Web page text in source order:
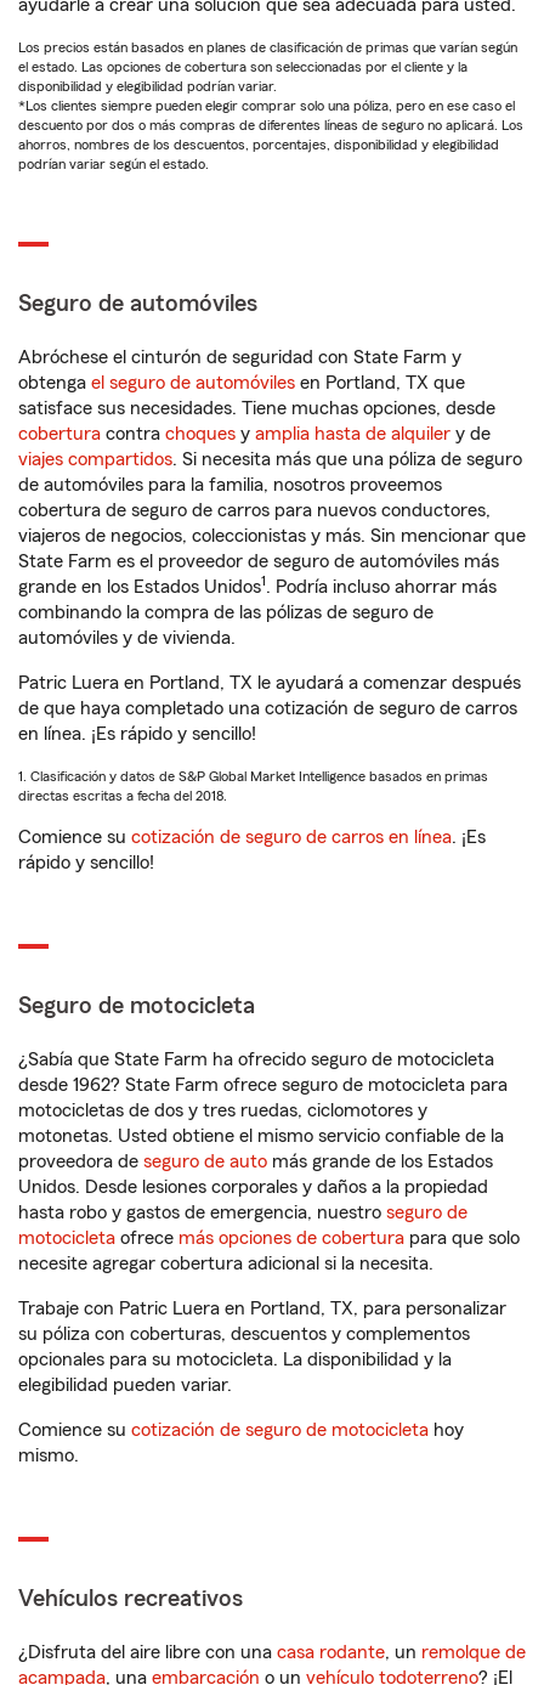
ayudarle a crear una solución que sea adecuada para usted.
Los precios están basados en planes de clasificación de primas que varían según
el estado. Las opciones de cobertura son seleccionadas por el cliente y la
disponibilidad y elegibilidad podrían variar.
*Los clientes siempre pueden elegir comprar solo una póliza, pero en ese caso el
descuento por dos o más compras de diferentes líneas de seguro no aplicará. Los
ahorros, nombres de los descuentos, porcentajes, disponibilidad y elegibilidad
podrían variar según el estado.
Seguro de automóviles
Abróchese el cinturón de seguridad con State Farm y
obtenga el seguro de automóviles en Portland, TX que
satisface sus necesidades. Tiene muchas opciones, desde
cobertura contra choques y amplia hasta de alquiler y de
viajes compartidos. Si necesita más que una póliza de seguro
de automóviles para la familia, nosotros proveemos
cobertura de seguro de carros para nuevos conductores,
viajeros de negocios, coleccionistas y más. Sin mencionar que
State Farm es el proveedor de seguro de automóviles más
grande en los Estados Unidos1. Podría incluso ahorrar más
combinando la compra de las pólizas de seguro de
automóviles y de vivienda.
Patric Luera en Portland, TX le ayudará a comenzar después
de que haya completado una cotización de seguro de carros
en línea. ¡Es rápido y sencillo!
1. Clasificación y datos de S&P Global Market Intelligence basados en primas
directas escritas a fecha del 2018.
Comience su cotización de seguro de carros en línea. ¡Es
rápido y sencillo!
Seguro de motocicleta
¿Sabía que State Farm ha ofrecido seguro de motocicleta
desde 1962? State Farm ofrece seguro de motocicleta para
motocicletas de dos y tres ruedas, ciclomotores y
motonetas. Usted obtiene el mismo servicio confiable de la
proveedora de seguro de auto más grande de los Estados
Unidos. Desde lesiones corporales y daños a la propiedad
hasta robo y gastos de emergencia, nuestro seguro de
motocicleta ofrece más opciones de cobertura para que solo
necesite agregar cobertura adicional si la necesita.
Trabaje con Patric Luera en Portland, TX, para personalizar
su póliza con coberturas, descuentos y complementos
opcionales para su motocicleta. La disponibilidad y la
elegibilidad pueden variar.
Comience su cotización de seguro de motocicleta hoy
mismo.
Vehículos recreativos
¿Disfruta del aire libre con una casa rodante, un remolque de
acampada, una embarcación o un vehículo todoterreno? ¡El